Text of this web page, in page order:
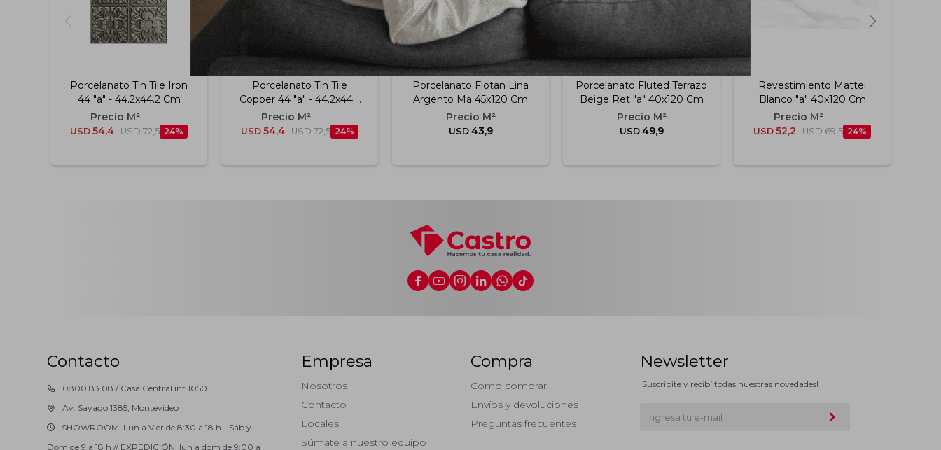
Porcelanato Tin Tile Iron
44 "a" - 44.2x44.2 Cm
USD 54,4 USD 72,5 24
Porcelanato Tin Tile
Copper 44 "a" - 44.2x44.2
Cm
USD 54,4 USD 72,5 24
Porcelanato Flotan Lina
Argento Ma 45x120 Cm
USD 43,9
Porcelanato Fluted Terrazo
Beige Ret "a" 40x120 Cm
USD 49,9
Revestimiento Mattei
Blanco "a" 40x120 Cm
USD 52,2 USD 69,5 24
     
Contacto
0800 83 08 / Casa Central int 1050
Av. Sayago 1385, Montevideo
SHOWROOM: Lun a Vier de 8:30 a 18 h - Sáb y
Dom de 9 a 18 h // EXPEDICIÓN: lun a dom de 9:00 a
Empresa
Nosotros
Contacto
Locales
Súmate a nuestro equipo
Compra
Como comprar
Envíos y devoluciones
Preguntas frecuentes
Newsletter
¡Suscribite y recibí todas nuestras novedades!